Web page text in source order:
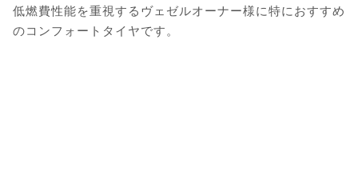
低燃費性能を重視するヴェゼルオーナー様に特におすすめ
のコンフォートタイヤです。